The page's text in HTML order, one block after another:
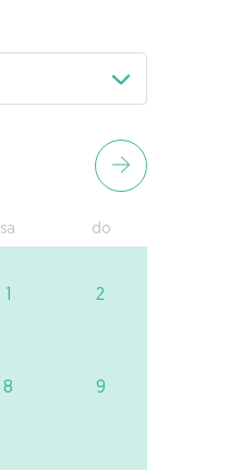
sa do
1 2
8 9